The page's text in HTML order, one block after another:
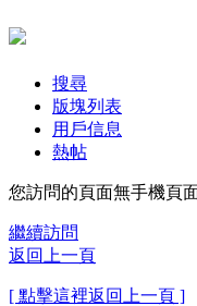
搜尋
版塊列表
用戶信息
熱帖
您訪問的頁面無手機頁
繼續訪問
返回上一頁
[ 點擊這裡返回上一頁 ]